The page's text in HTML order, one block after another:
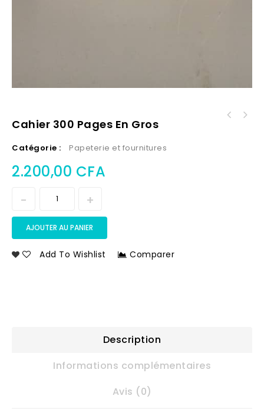
Cahier 300 Pages En Gros
Catégorie : Papeterie et fournitures
2.200,00 CFA
AJOUTER AU PANIER
Add To Wishlist Comparer
Description
Informations complémentaires
Avis (0)